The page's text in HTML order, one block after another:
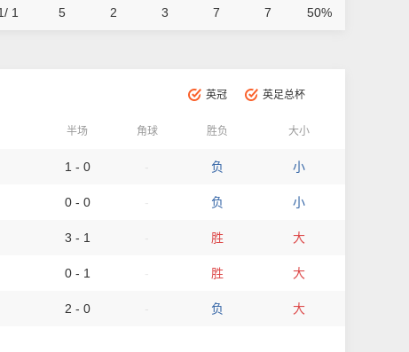
1 5 2 3 7 7 50%
英冠 英足总杯
半场 角球 胜负 大小
1 - 0 负 小
0 - 0 负 小
3 - 1 胜 大
0 - 1 胜 大
2 - 0 负 大